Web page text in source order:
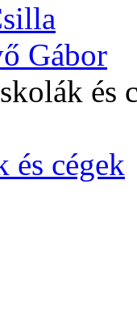
Gábor
és
és cégek